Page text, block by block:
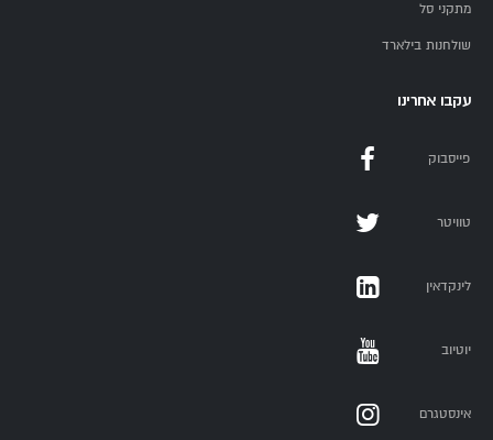
מתקני סל
שולחנות בילארד
עקבו אחרינו
פייסבוק
טוויטר
לינקדאין
יוטיוב
אינסטגרם